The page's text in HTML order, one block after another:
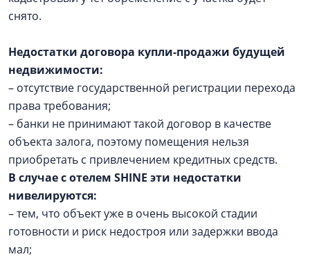
снято.
Недостатки договора купли-продажи будущей
недвижимости:
– отсутствие государственной регистрации перехода
права требования;
– банки не принимают такой договор в качестве
объекта залога, поэтому помещения нельзя
приобретать с привлечением кредитных средств.
В случае с отелем SHINE эти недостатки
нивелируются:
– тем, что объект уже в очень высокой стадии
готовности и риск недостроя или задержки ввода
мал;